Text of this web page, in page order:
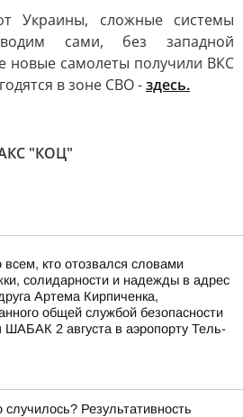
Украины, сложные системы
сами, без западной
новые самолеты получили ВКС
в зоне СВО -здесь.
"КОЦ"
всем, кто отозвался словами
солидарности и надежды в адрес
Артема Кирпиченка,
общей службой безопасности
ШАБАК 2 августа в аэропорту Тель-
Результативность